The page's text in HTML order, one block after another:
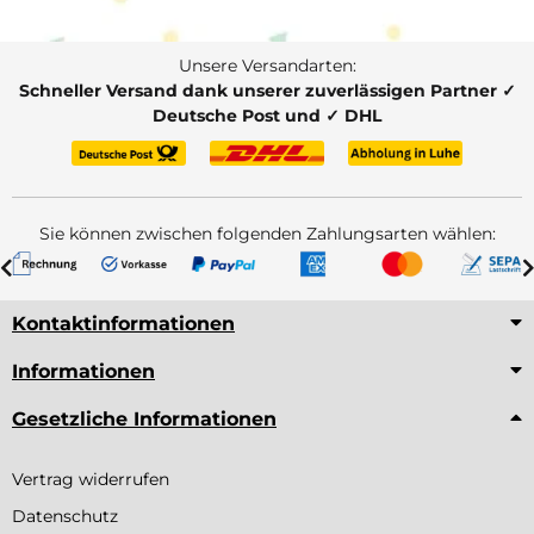
Unsere Versandarten:
Schneller Versand dank unserer zuverlässigen Partner ✓
Deutsche Post und ✓ DHL
Sie können zwischen folgenden Zahlungsarten wählen:
Kontaktinformationen
Informationen
Gesetzliche Informationen
Vertrag widerrufen
Datenschutz